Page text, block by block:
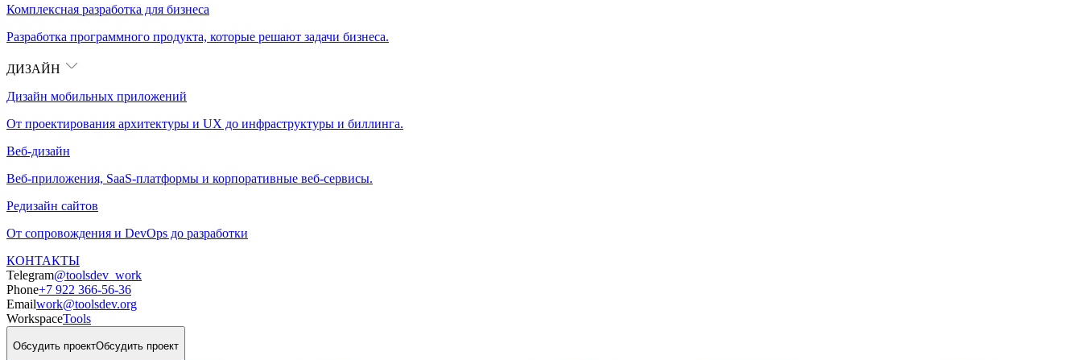
Комплексная разработка для бизнеса
Разработка программного продукта, которые решают задачи бизнеса.
ДИЗАЙН
Дизайн мобильных приложений
От проектирования архитектуры и UX до инфраструктуры и биллинга.
Веб-дизайн
Веб-приложения, SaaS-платформы и корпоративные веб-сервисы.
Редизайн сайтов
От сопровождения и DevOps до разработки
КОНТАКТЫ
Telegram@toolsdev_work
Phone+7 922 366-56-36
Emailwork@toolsdev.org
WorkspaceTools
Обсудить проектОбсудить проект